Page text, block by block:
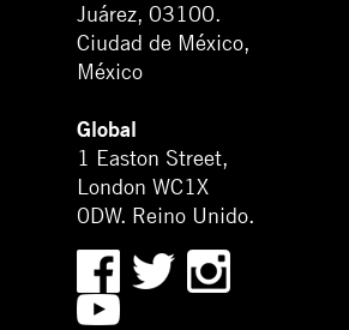
Juárez, 03100.
Ciudad de México,
México
Global
1 Easton Street,
London WC1X
0DW. Reino Unido.